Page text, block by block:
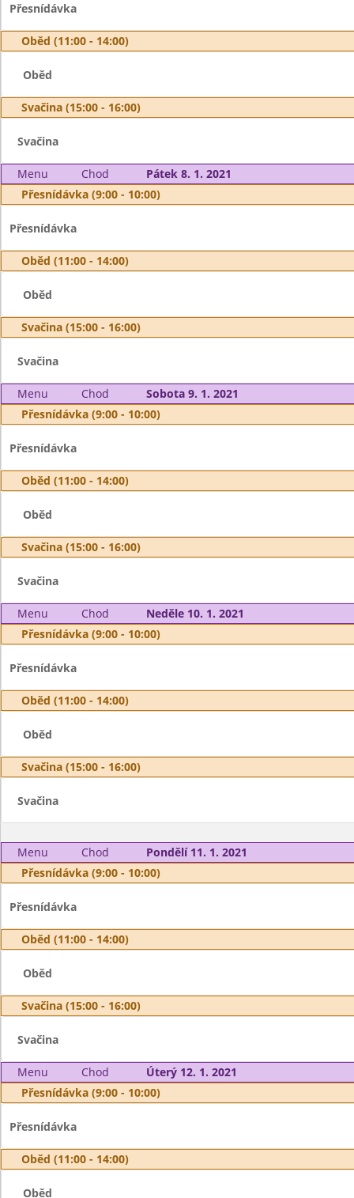
Přesnídávka
Oběd (11:00 - 14:00)
Oběd
Svačina (15:00 - 16:00)
Svačina
Menu Chod
Pátek 8. 1. 2021
Přesnídávka (9:00 - 10:00)
Přesnídávka
Oběd (11:00 - 14:00)
Oběd
Svačina (15:00 - 16:00)
Svačina
Menu Chod
Sobota 9. 1. 2021
Přesnídávka (9:00 - 10:00)
Přesnídávka
Oběd (11:00 - 14:00)
Oběd
Svačina (15:00 - 16:00)
Svačina
Menu Chod
Neděle 10. 1. 2021
Přesnídávka (9:00 - 10:00)
Přesnídávka
Oběd (11:00 - 14:00)
Oběd
Svačina (15:00 - 16:00)
Svačina
Menu Chod
Pondělí 11. 1. 2021
Přesnídávka (9:00 - 10:00)
Přesnídávka
Oběd (11:00 - 14:00)
Oběd
Svačina (15:00 - 16:00)
Svačina
Menu Chod
Úterý 12. 1. 2021
Přesnídávka (9:00 - 10:00)
Přesnídávka
Oběd (11:00 - 14:00)
Oběd